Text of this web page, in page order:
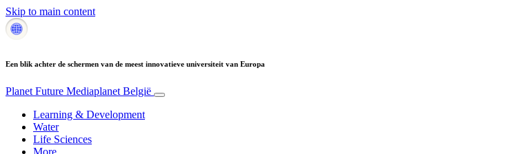
Skip to main content
Een blik achter de schermen van de meest innovatieve universiteit van Europa
Planet Future Mediaplanet België
Learning & Development
Water
Life Sciences
More